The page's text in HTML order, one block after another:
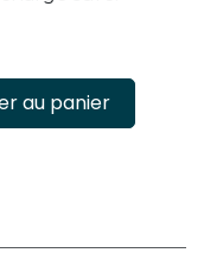
au panier